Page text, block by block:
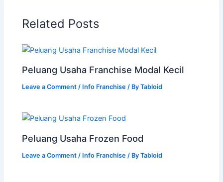
Related Posts
Peluang Usaha Franchise Modal Kecil
Leave a Comment / Info Franchise / ByTabloid
Peluang Usaha Frozen Food
Leave a Comment / Info Franchise / ByTabloid